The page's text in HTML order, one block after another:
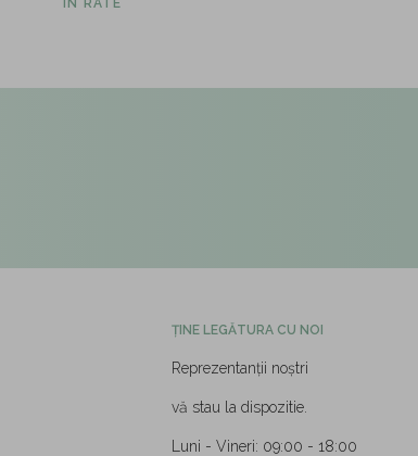
ÎN RATE
ȚINE LEGĂTURA CU NOI
Reprezentanții noștri
vă stau la dispozitie.
Luni - Vineri: 09:00 - 18:00